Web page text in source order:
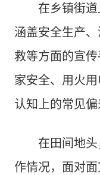
在乡镇街道
涵盖安全生产
救等方面的宣
家安全、用火
认知上的常见偏
在田间地头
作情况，面对